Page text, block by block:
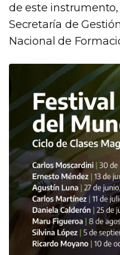
de este
Secretaría de
Nacional de